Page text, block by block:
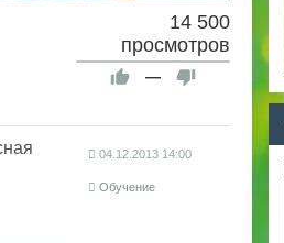
14 500
просмотров
—
04.12.2013 14:00
Обучение